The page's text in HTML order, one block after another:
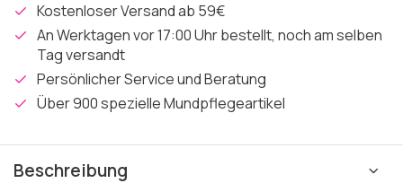
Kostenloser Versand ab 59€
An Werktagen vor 17:00 Uhr bestellt, noch am selben
Tag versandt
Persönlicher Service und Beratung
Über 900 spezielle Mundpflegeartikel
Beschreibung